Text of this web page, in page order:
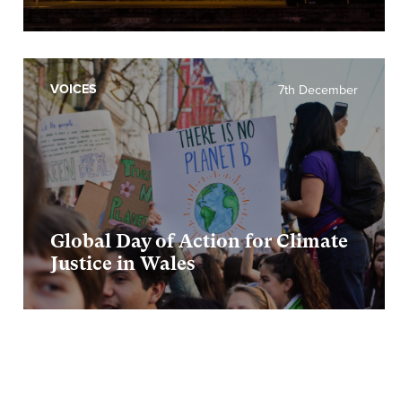
Global Day of Action for Climate
Justice in Wales
7th December
VOICES